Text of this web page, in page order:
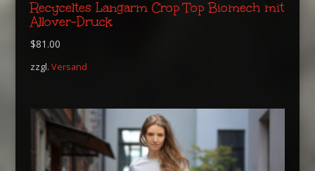
Recyceltes Langarm Crop Top Biomech mit
Allover-Druck
$81.00
zzgl. Versand